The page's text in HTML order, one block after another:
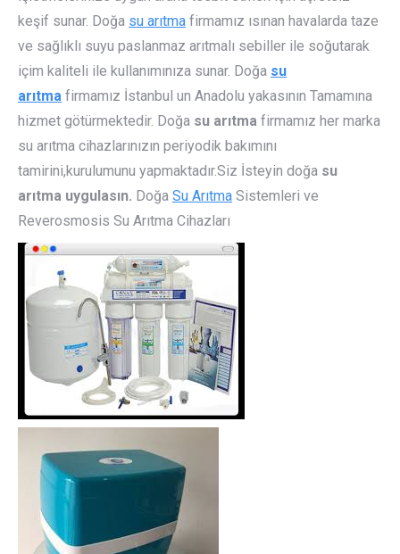
keşif sunar. Doğa su arıtma firmamız ısınan havalarda taze
ve sağlıklı suyu paslanmaz arıtmalı sebiller ile soğutarak
içim kaliteli ile kullanımınıza sunar. Doğa su
arıtma firmamız İstanbul un Anadolu yakasının Tamamına
hizmet götürmektedir. Doğa su arıtma firmamız her marka
su arıtma cihazlarınızın periyodik bakımını
tamirini,kurulumunu yapmaktadır.Siz İsteyin doğa su
arıtma uygulasın. Doğa Su Arıtma Sistemleri ve
Reverosmosis Su Arıtma Cihazları